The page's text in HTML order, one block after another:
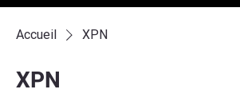
Accueil XPN
XPN